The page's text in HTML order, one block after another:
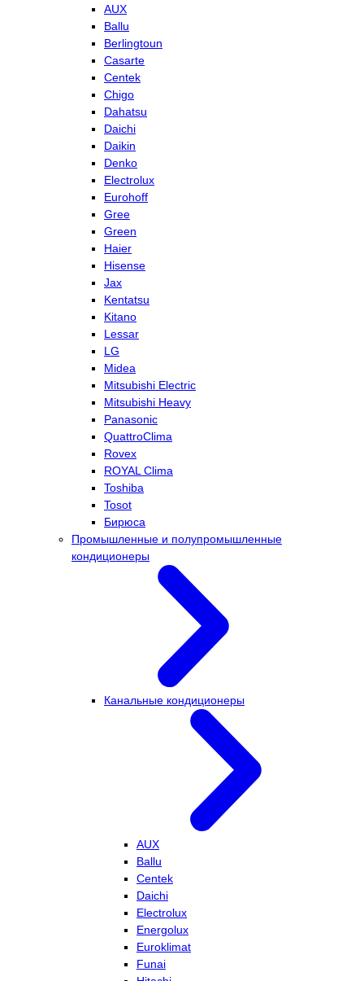
AUX
Ballu
Berlingtoun
Casarte
Centek
Chigo
Dahatsu
Daichi
Daikin
Denko
Electrolux
Eurohoff
Gree
Green
Haier
Hisense
Jax
Kentatsu
Kitano
Lessar
LG
Midea
Mitsubishi Electric
Mitsubishi Heavy
Panasonic
QuattroClima
Rovex
ROYAL Clima
Toshiba
Tosot
Бирюса
Промышленные и полупромышленные
кондиционеры
Канальные кондиционеры
AUX
Ballu
Centek
Daichi
Electrolux
Energolux
Euroklimat
Funai